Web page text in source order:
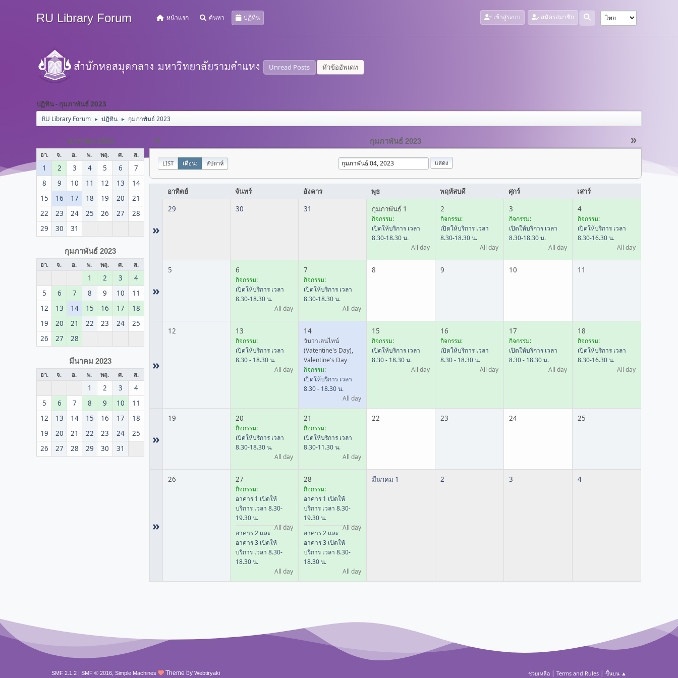
RU Library Forum หน้าแรก ค้นหา ปฏิทิน เข้าสู่ระบบ สมัครสมาชิก
Unread Posts หัวข้ออัพเดท
ปฏิทิน - กุมภาพันธ์ 2023
RU Library Forum ► ปฏิทิน ► กุมภาพันธ์ 2023
มกราคม 2023
อา. จ. อ. พ. พฤ. ศ. ส.
1 2 3 4 5 6
7
8
9 10 11 12 13
14
15
16 17 18 19 20
21
22
23 24 25 26 27
28
29
30 31
กุมภาพันธ์ 2023
อา. จ. อ. พ. พฤ. ศ. ส.
1 2 3
4
5
6 7 8 9 10
11
12
13 14 15 16 17
18
19
20 21 22 23 24
25
26
27 28
มีนาคม 2023
อา. จ. อ. พ. พฤ. ศ. ส.
1 2 3
4
5
6 7 8 9 10
11
12
13 14 15 16 17
18
19
20 21 22 23 24
25
26
27 28 29 30 31
« »
กุมภาพันธ์ 2023
LIST เดือน: สัปดาห์
อาทิตย์ จันทร์ อังคาร พุธ พฤหัสบดี ศุกร์ เสาร์
»
29 30 31 กุมภาพันธ์ 1
กิจกรรม:
เปิดให้บริการ เวลา
8.30-18.30 น.
All day
2
กิจกรรม:
เปิดให้บริการ เวลา
8.30-18.30 น.
All day
3
กิจกรรม:
เปิดให้บริการ เวลา
8.30-18.30 น.
All day
4
กิจกรรม:
เปิดให้บริการ เวลา
8.30-16.30 น.
All day
»
5 6
กิจกรรม:
เปิดให้บริการ เวลา
8.30-18.30 น.
All day
7
กิจกรรม:
เปิดให้บริการ เวลา
8.30-18.30 น.
All day
8 9 10 11
»
12 13
กิจกรรม:
เปิดให้บริการ เวลา
8.30 - 18.30 น.
All day
14
วันวาเลนไทน์
(Vatentine's Day),
Valentine's Day
กิจกรรม:
เปิดให้บริการ เวลา
8.30 - 18.30 น.
All day
15
กิจกรรม:
เปิดให้บริการ เวลา
8.30 - 18.30 น.
All day
16
กิจกรรม:
เปิดให้บริการ เวลา
8.30 - 18.30 น.
All day
17
กิจกรรม:
เปิดให้บริการ เวลา
8.30 - 18.30 น.
All day
18
กิจกรรม:
เปิดให้บริการ เวลา
8.30-16.30 น.
All day
»
19 20
กิจกรรม:
เปิดให้บริการ เวลา
8.30-18.30 น.
All day
21
กิจกรรม:
เปิดให้บริการ เวลา
8.30-11.30 น.
All day
22 23 24 25
»
26 27
กิจกรรม:
อาคาร 1 เปิดให้
บริการ เวลา 8.30-
19.30 น.
All day
อาคาร 2 และ
อาคาร 3 เปิดให้
บริการ เวลา 8.30-
18.30 น.
All day
28
กิจกรรม:
อาคาร 1 เปิดให้
บริการ เวลา 8.30-
19.30 น.
All day
อาคาร 2 และ
อาคาร 3 เปิดให้
บริการ เวลา 8.30-
18.30 น.
All day
มีนาคม 1 2 3 4
ช่วยเหลือ | Terms and Rules | ขึ้นบน ▲
SMF 2.1.2 SMF © 2016, Simple Machines Theme by Webtiryaki